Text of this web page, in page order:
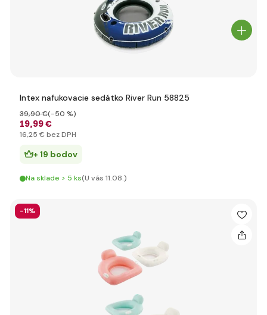
Intex nafukovacie sedátko River Run 58825
19,99 €
39,90 €(-50 %)
16,25 € bez DPH
+ 19 bodov
Na sklade > 5 ks(U vás 11.08.)
-11%